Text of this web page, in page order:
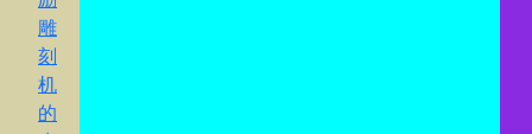
雕
刻
机
的